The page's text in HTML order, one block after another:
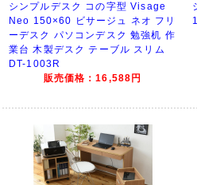
シンプルデスク コの字型 Visage
Neo 150×60 ビサージュ ネオ フリ
ーデスク パソコンデスク 勉強机 作
業台 木製デスク テーブル スリム
DT-1003R
販売価格：16,588円